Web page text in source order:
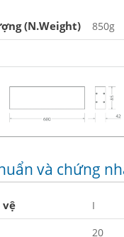
(N.Weight) 850g
và chứng
vệ I
20